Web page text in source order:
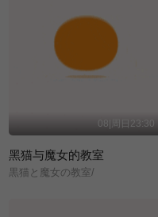
08|周日23:30
黑猫与魔女的教室
黒猫と魔女の教室/